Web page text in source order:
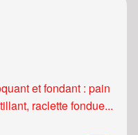
et fondant : pain
raclette fondue...